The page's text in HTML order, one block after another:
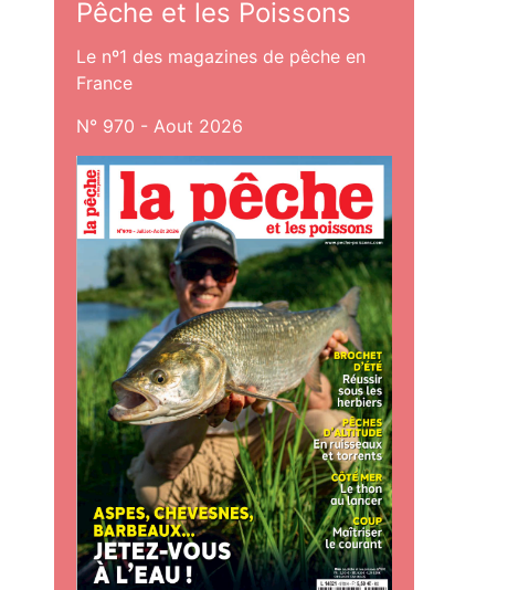
Pêche et les Poissons
Le nº1 des magazines de pêche en
France
N° 970 - Aout 2026